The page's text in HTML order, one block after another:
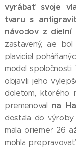
vyrábať svoje
tvaru s
návodov z dielní
zastavený, ale
plavidiel
model spoločnosti
objavili jeho
doletom, ktorého
premenoval na
dostala do výroby
mala priemer 26
mohla prepravovať